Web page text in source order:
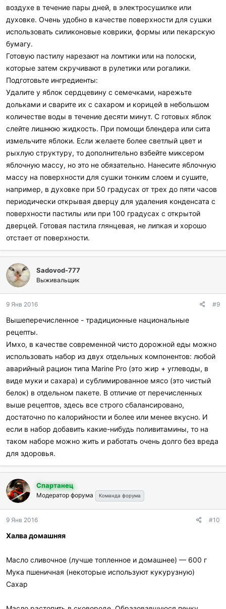
воздухе в течение пары дней, в электросушилке или
духовке. Очень удобно в качестве поверхности для сушки
использовать силиконовые коврики, формы или пекарскую
бумагу.
Готовую пастилу нарезают на ломтики или на полоски,
которые затем скручивают в рулетики или рогалики.
Подготовьте ингредиенты:
Удалите у яблок сердцевину с семечками, нарежьте
дольками и сварите их с сахаром и корицей в небольшом
количестве воды в течение десяти минут. С готовых яблок
слейте лишнюю жидкость. При помощи блендера или сита
измельчите яблоки. Если желаете более светлый цвет и
рыхлую структуру, то дополнительно взбейте миксером
яблочную массу, но это не обязательно. Нанесите яблочную
массу на поверхности для сушки тонким слоем и сушите,
например, в духовке при 50 градусах от трех до пяти часов
периодически открывая дверцу для удаления конденсата с
поверхности пастилы или при 100 градусах с открытой
дверцей. Готовая пастила глянцевая, не липкая и хорошо
отстает от поверхности.
Sadovod-777
Выживальщик
9 Янв 2016 #9
Вышеперечисленное - традиционные национальные
рецепты.
Имхо, в качестве современной чисто дорожной еды можно
использовать набор из двух отдельных компонентов: любой
аварийный рацион типа Marine Pro (это жир + углеводы, в
виде муки и сахара) и сублимированное мясо (это чистый
белок) в отдельном пакете. В отличие от перечисленных
выше рецептов, здесь все строго сбалансировано,
достаточно по калорийности и более или менее вкусно. И
если в набор добавить какие-нибудь поливитамины, то на
таком наборе можно жить и работать очень долго без вреда
для здоровья.
Спартанец
Модератор форума Команда форума
9 Янв 2016 #10
Халва домашняя
Масло сливочное (лучше топленное и домашнее) — 600 г
Мука пшеничная (некоторые используют кукурузную)
Сахар